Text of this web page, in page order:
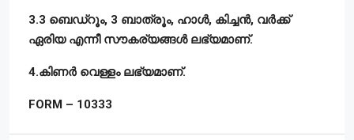
3.3 ബെഡ്‌റൂം, 3 ബാത്രൂം, ഹാൾ, കിച്ചൻ, വർക്ക്
ഏരിയ എന്നീ സൗകര്യങ്ങൾ ലഭ്യമാണ്.
4.കിണർ വെള്ളം ലഭ്യമാണ്.
FORM – 10333